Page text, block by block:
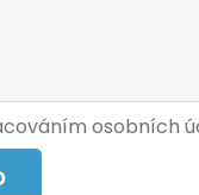
osobních